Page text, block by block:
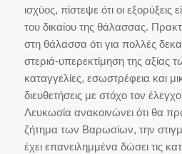
ισχύος, πίστεψε ότι οι εξορύξεις
του δικαίου της θάλασσας.
στη θάλασσα ότι για πολλές
στεριά-υπερεκτίμηση της αξίας
καταγγελίες, εσωστρέφεια και
διευθετήσεις με στόχο τον
Λευκωσία ανακοινώνει ότι θα
ζήτημα των Βαρωσίων, την
έχει επανειλημμένα δώσει τις